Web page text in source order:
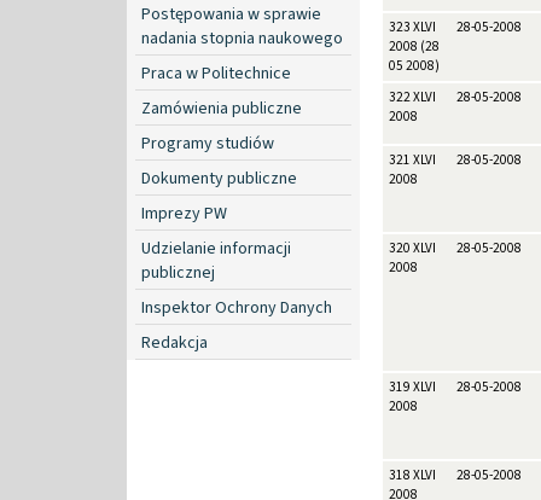
Postępowania w sprawie
nadania stopnia naukowego
Praca w Politechnice
Zamówienia publiczne
Programy studiów
Dokumenty publiczne
Imprezy PW
Udzielanie informacji
publicznej
Inspektor Ochrony Danych
Redakcja
323 XLVI
2008 (28
05 2008)
28-05-2008
322 XLVI
2008
28-05-2008
321 XLVI
2008
28-05-2008
320 XLVI
2008
28-05-2008
319 XLVI
2008
28-05-2008
318 XLVI
2008
28-05-2008